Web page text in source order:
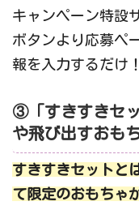
キャンペーン特設
ボタンより応募ペ
報を入力するだけ！
③「すきすきセ
や飛び出すおも
すきすきセットと
て限定のおもちゃ